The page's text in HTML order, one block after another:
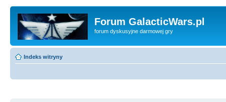
Forum GalacticWars.pl
forum dyskusyjne darmowej gry
Indeks witryny